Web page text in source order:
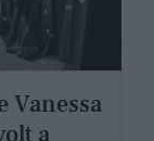
Vanessa
a